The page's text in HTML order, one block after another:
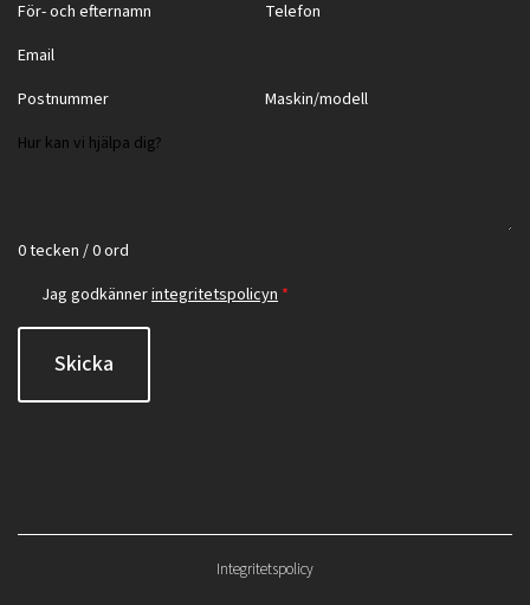
0 tecken / 0 ord
Jag godkännerintegritetspolicyn *
Skicka
Integritetspolicy